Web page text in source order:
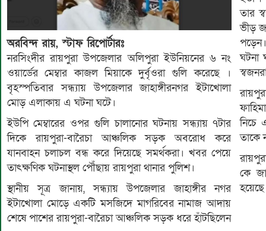
অরবিন্দ রায়, স্টাফ রিপোর্টারঃ
নরসিংদীর রায়পুরা উপজেলার অলিপুরা ইউনিয়নের ৬ নং
ওয়ার্ডের মেম্বার কাজল মিয়াকে দুর্বৃওরা গুলি করেছে ।
বৃহস্পতিবার সন্ধ্যায় উপজেলার জাহাঙ্গীরনগর ইটাখোলা
মোড় এলাকায় এ ঘটনা ঘটে।
ইউপি মেম্বারের ওপর গুলি চালানোর ঘটনায় সন্ধ্যায় ৭টার
দিকে রায়পুরা-বারৈচা আঞ্চলিক সড়ক অবরোধ করে
যানবাহন চলাচল বন্ধ করে দিয়েছে সমর্থকরা। খবর পেয়ে
তাৎক্ষণিক ঘটনাস্থল পৌঁছায় রায়পুরা থানার পুলিশ।
স্থানীয় সূত্র জানায়, সন্ধ্যায় উপজেলার জাহাঙ্গীর নগর
ইটাখোলা মোড়ে একটি মসজিদে মাগরিবের নামাজ আদায়
শেষে পাশের রায়পুরা-বারৈচা আঞ্চলিক সড়ক ধরে হাঁটছিলেন
তার
ভীড়
ঘটনা
নিচে
তাকে
কে